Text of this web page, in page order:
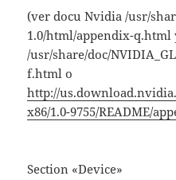
(ver docu Nvidia /usr/
1.0/html/appendix-q.html
/usr/share/doc/
f.html o
http://
x86/1.0-9755/README/
Section «Device»